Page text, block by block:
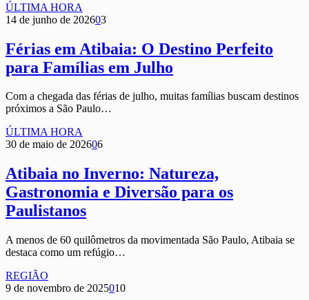
ÚLTIMA HORA
14 de junho de 202603
Férias em Atibaia: O Destino Perfeito
para Famílias em Julho
Com a chegada das férias de julho, muitas famílias buscam destinos
próximos a São Paulo…
ÚLTIMA HORA
30 de maio de 202606
Atibaia no Inverno: Natureza,
Gastronomia e Diversão para os
Paulistanos
A menos de 60 quilômetros da movimentada São Paulo, Atibaia se
destaca como um refúgio…
REGIÃO
9 de novembro de 2025010